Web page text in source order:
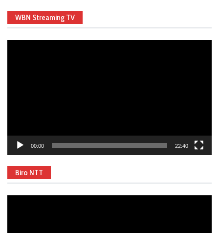
WBN Streaming TV
00:00 22:40
Biro NTT